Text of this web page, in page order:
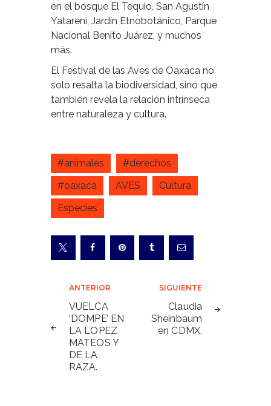
en el bosque El Tequio, San Agustín
Yatareni, Jardín Etnobotánico, Parque
Nacional Benito Juárez, y muchos
más.
El Festival de las Aves de Oaxaca no
solo resalta la biodiversidad, sino que
también revela la relación intrínseca
entre naturaleza y cultura.
#animales
#derechos
#oaxaca
AVES
Cultura
Especies
Navegación
de
entradas
ANTERIOR
VUELCA
‘DOMPE’ EN
LA LOPEZ
MATEOS Y
DE LA
RAZA.
SIGUIENTE
Claudia
Sheinbaum
en CDMX.